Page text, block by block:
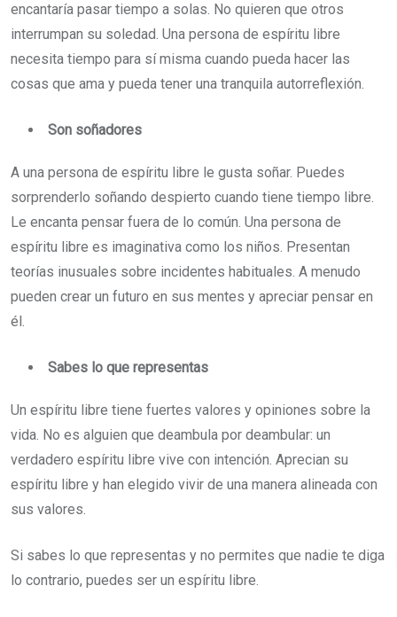
encantaría pasar tiempo a solas. No quieren que otros
interrumpan su soledad. Una persona de espíritu libre
necesita tiempo para sí misma cuando pueda hacer las
cosas que ama y pueda tener una tranquila autorreflexión.
Son soñadores
A una persona de espíritu libre le gusta soñar. Puedes
sorprenderlo soñando despierto cuando tiene tiempo libre.
Le encanta pensar fuera de lo común. Una persona de
espíritu libre es imaginativa como los niños. Presentan
teorías inusuales sobre incidentes habituales. A menudo
pueden crear un futuro en sus mentes y apreciar pensar en
él.
Sabes lo que representas
Un espíritu libre tiene fuertes valores y opiniones sobre la
vida. No es alguien que deambula por deambular: un
verdadero espíritu libre vive con intención. Aprecian su
espíritu libre y han elegido vivir de una manera alineada con
sus valores.
Si sabes lo que representas y no permites que nadie te diga
lo contrario, puedes ser un espíritu libre.